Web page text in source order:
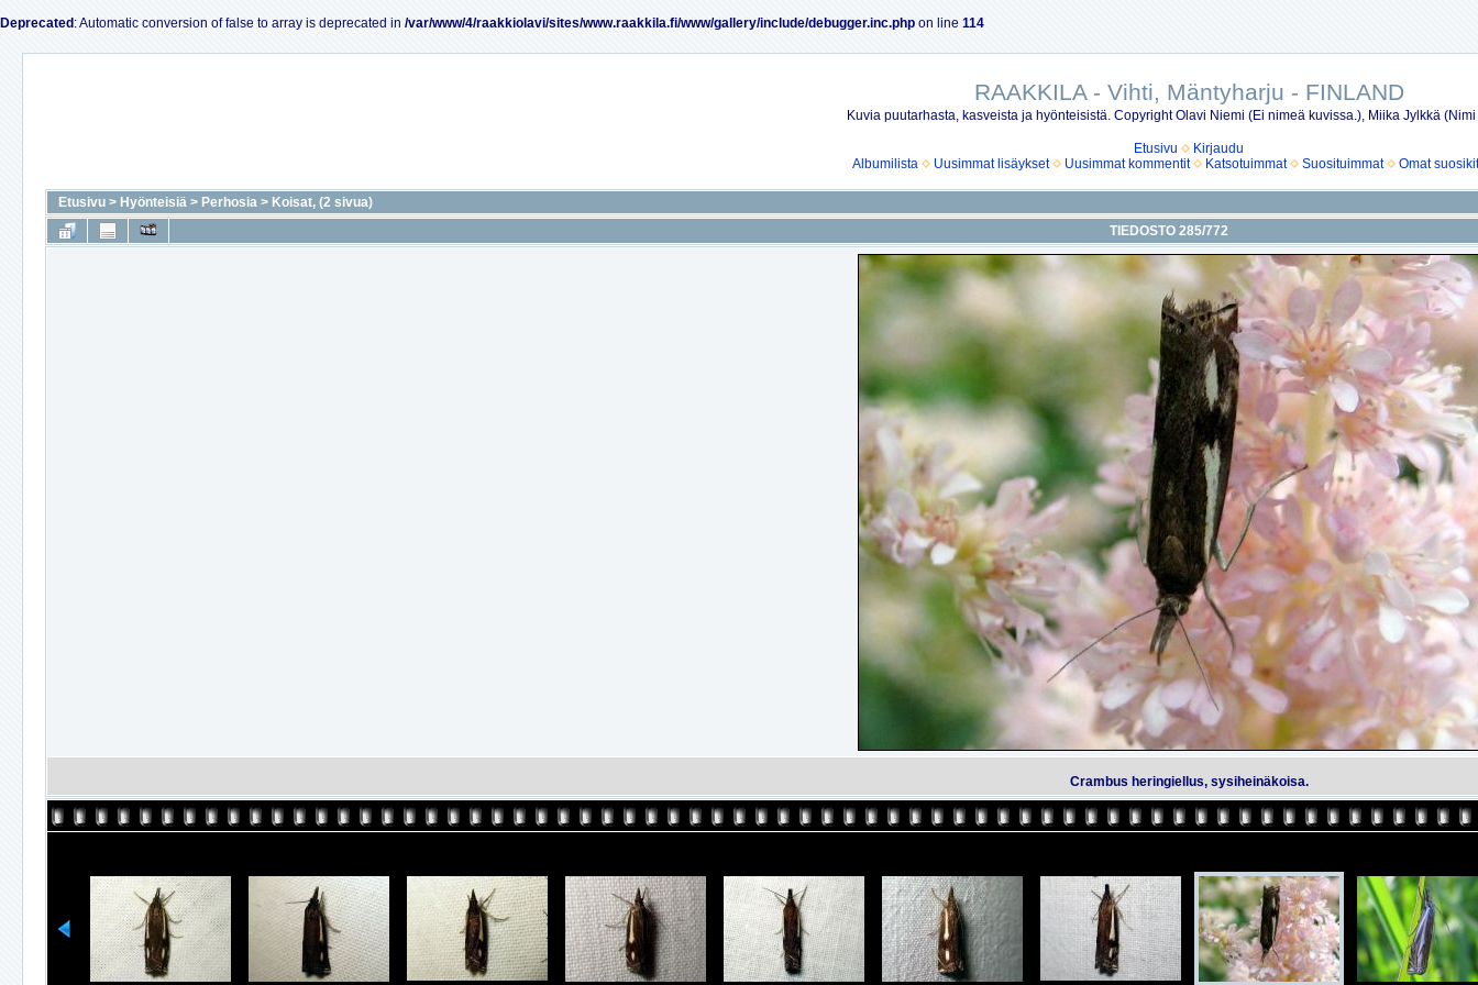
Deprecated : Automatic conversion of false to array is deprecated in /var/www/4/raakkiolavi/sites/www.raakkila.fi/www/gallery/include/debugger.inc.php on line 114
RAAKKILA - Vihti, Mäntyharju - FINLAND
Kuvia puutarhasta, kasveista ja hyönteisistä. Copyright Olavi Niemi (Ei nimeä kuvissa.), Miika Jylkkä
Etusivu
Kirjaudu
Albumilista
Uusimmat lisäykset Uusimmat kommentit Katsotuimmat Suosituimmat Omat suosikit
Etusivu > Hyönteisiä > Perhosia > Koisat, (2 sivua)
TIEDOSTO 285/772
Crambus heringiellus, sysiheinäkoisa.